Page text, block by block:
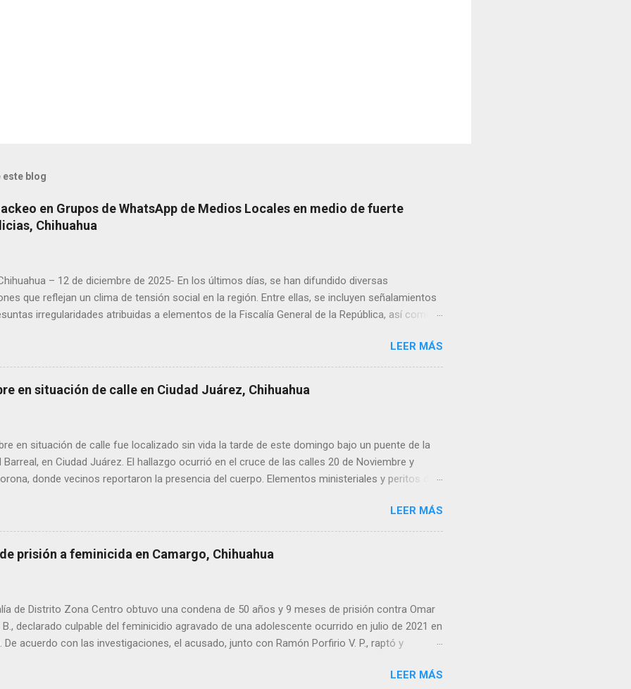
este blog
en Grupos de WhatsApp de Medios Locales en medio de fuerte
Chihuahua
– 12 de diciembre de 2025- En los últimos días, se han difundido diversas
que reflejan un clima de tensión social en la región. Entre ellas, se incluyen señalamientos
irregularidades atribuidas a elementos de la Fiscalía General de la República, así como
Andrea Chávez, se registraron protestas en las que se colocaron lonas con imágenes de la
y del senador Adán Augusto López, acompañadas de mensajes de inconformidad. En este
de alta circulación informativa, se ha detectado un intento de hackeo que ya afectó a
de dos medios locales de Delicias a través de grupos de WhatsApp administrados por
y pregun...
LEER MÁS
en situación de calle en Ciudad Juárez, Chihuahua
en situación de calle fue localizado sin vida la tarde de este domingo bajo un puente de la
Barreal, en Ciudad Juárez. El hallazgo ocurrió en el cruce de las calles 20 de Noviembre y
donde vecinos reportaron la presencia del cuerpo. Elementos ministeriales y peritos de
que el hombre solía pernoctar en ese lugar, aunque desconocen su identidad.LEER MÁS
prisión a feminicida en Camargo, Chihuahua
de Distrito Zona Centro obtuvo una condena de 50 años y 9 meses de prisión contra Omar
B., declarado culpable del feminicidio agravado de una adolescente ocurrido en julio de 2021 en
De acuerdo con las investigaciones, el acusado, junto con Ramón Porfirio V. P., raptó y
Contec. El Tribunal de Enjuiciamiento del Distrito Judicial Camargo ordenó que la pena se
LEER MÁS